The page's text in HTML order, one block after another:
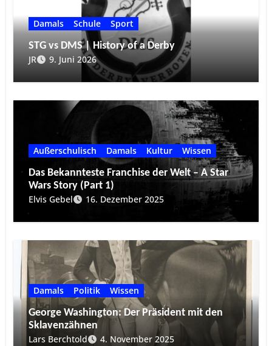
Damals Schule
Sport
STG vs DMS | History of a Derby
JR
9. Juni 2026
Außerschulisch Damals Kultur
Wissen
Das Bekannteste Franchise der Welt – A Star
Wars Story (Part 1)
Elvis Gebel
16. Dezember 2025
Damals Politik
Wissen
George Washington: Der Präsident mit den
Sklavenzähnen
Lars Berchtold
4. November 2025